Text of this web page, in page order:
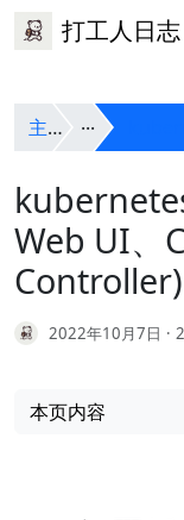
打工人日志
主页
Web UI、
Controller)
2022年10月7日
本页内容